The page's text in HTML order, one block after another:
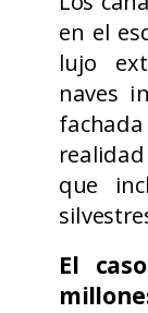
en el
lujo
naves
que
El